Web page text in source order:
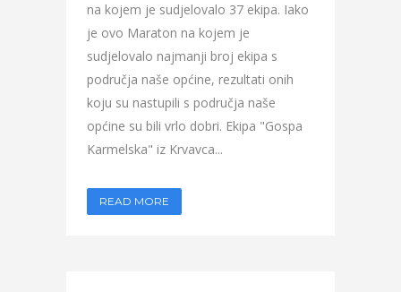
na kojem je sudjelovalo 37 ekipa. Iako
je ovo Maraton na kojem je
sudjelovalo najmanji broj ekipa s
područja naše općine, rezultati onih
koju su nastupili s područja naše
općine su bili vrlo dobri. Ekipa "Gospa
Karmelska" iz Krvavca...
READ MORE